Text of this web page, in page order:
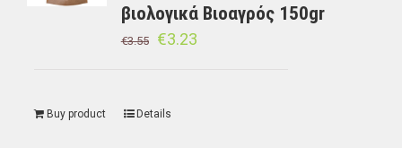
βιολογικά Βιοαγρός 150gr
€3.55 €3.23
Buy product Details